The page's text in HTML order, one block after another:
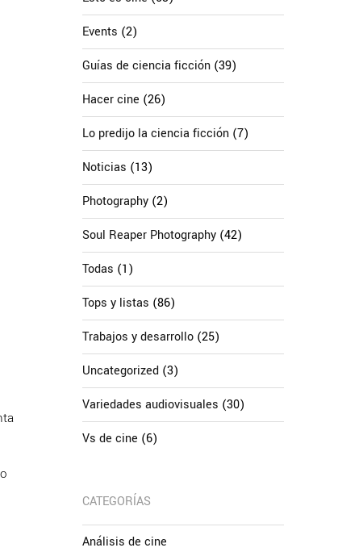
Events (2)
Guías de ciencia ficción (39)
Hacer cine (26)
Lo predijo la ciencia ficción (7)
Noticias (13)
Photography (2)
Soul Reaper Photography (42)
Todas (1)
Tops y listas (86)
Trabajos y desarrollo (25)
Uncategorized (3)
Variedades audiovisuales (30)
Vs de cine (6)
CATEGORÍAS
Análisis de cine